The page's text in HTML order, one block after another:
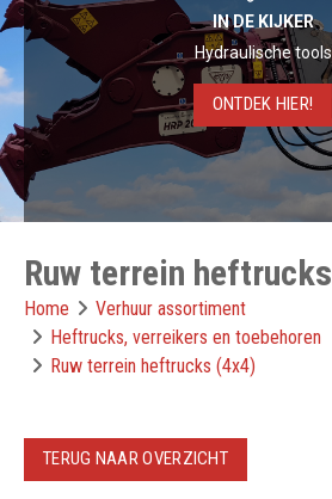
IN DE KIJKER
Hydraulische tools
ONTDEK HIER!
PRODUCT IN DE
Longreach
ONTDEK HIER!
Ruw terrein
Home
Verhuur assortiment
Heftrucks, verreikers en toebehoren
Ruw terrein heftrucks (4x4)
TERUG NAAR OVERZICHT